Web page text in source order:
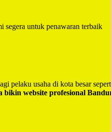
segera untuk penawaran terbaik
pelaku usaha di kota besar
bikin website profesional